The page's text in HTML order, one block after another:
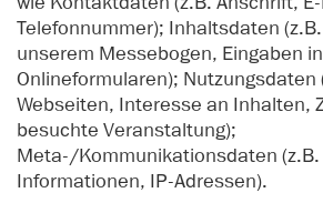
Telefonnummer); Inhaltsdaten
unserem Messebogen, Eingaben in
Onlineformularen); Nutzungsdaten
Webseiten, Interesse an Inhalten,
besuchte Veranstaltung);
Meta-/Kommunikationsdaten (z.B.
Informationen, IP-Adressen).